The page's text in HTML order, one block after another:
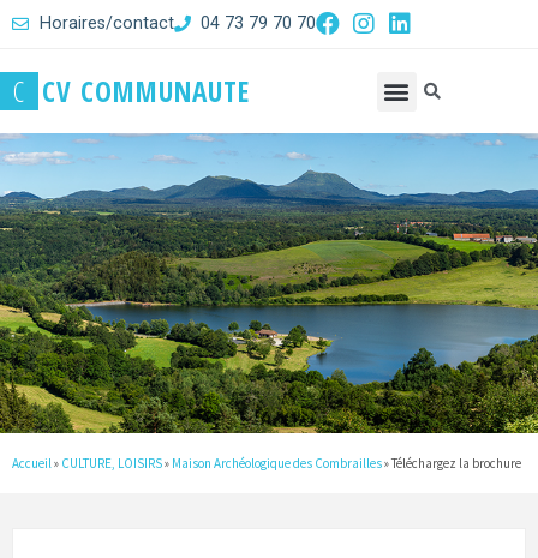
Horaires/contact 04 73 79 70 70
C CV COMMUNAUTE
Accueil » CULTURE, LOISIRS» Maison Archéologique des Combrailles»Téléchargez la brochure